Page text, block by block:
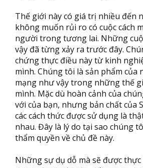
Thế giới này có giá trị nhiều đến
không muốn rủi ro có cuộc cách
người trong tương lai. Những
vậy đã từng xảy ra trước đây.
chứng thực điều này từ kinh
mình. Chúng tôi là sản phẩm của
mạng như vậy trong những thế
mình. Mặc dù hoàn cảnh của
với của bạn, nhưng bản chất của
các cách thức được sử dụng là
nhau. Đây là lý do tại sao chúng
thẩm quyền về chủ đề này.
Những sự dụ dỗ mà sẽ được